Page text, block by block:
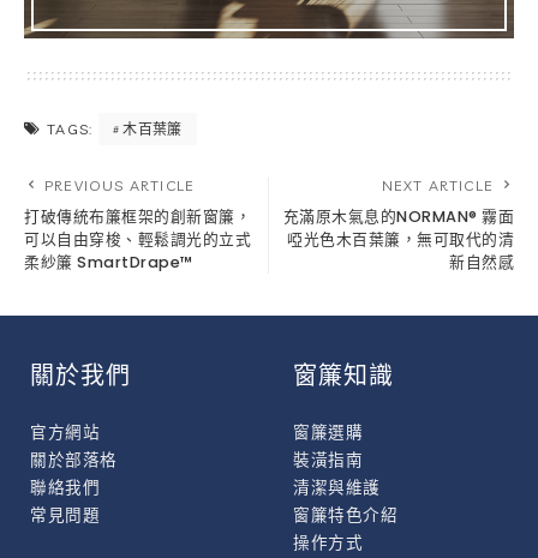
TAGS: 木百葉簾
PREVIOUS ARTICLE
打破傳統布簾框架的創新窗簾，
可以自由穿梭、輕鬆調光的立式
柔紗簾 SmartDrape™
NEXT ARTICLE
充滿原木氣息的NORMAN® 霧面
啞光色木百葉簾，無可取代的清
新自然感
關於我們
官方網站
關於部落格
聯絡我們
常見問題
窗簾知識
窗簾選購
裝潢指南
清潔與維護
窗簾特色介紹
操作方式